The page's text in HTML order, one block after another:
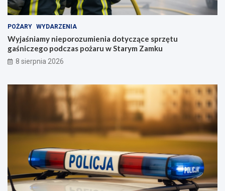
POŻARY WYDARZENIA
Wyjaśniamy nieporozumienia dotyczące sprzętu
gaśniczego podczas pożaru w Starym Zamku
8 sierpnia 2026